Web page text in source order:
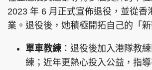
2023 年 6 月正式宣佈退役，並從香
業。退役後，她積極開拓自己的「新
單車教練 ：退役後加入港隊教
練；近年更熱心投入公益，指